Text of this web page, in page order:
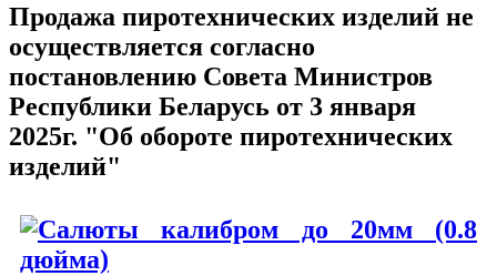
Продажа пиротехнических изделий не
осуществляется согласно
постановлению Совета Министров
Республики Беларусь от 3 января
2025г. "Об обороте пиротехнических
изделий"